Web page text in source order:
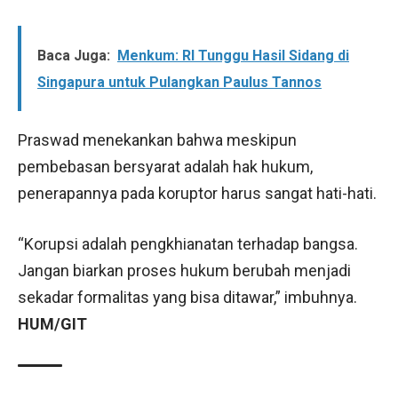
Baca Juga: Menkum: RI Tunggu Hasil Sidang di
Singapura untuk Pulangkan Paulus Tannos
Praswad menekankan bahwa meskipun
pembebasan bersyarat adalah hak hukum,
penerapannya pada koruptor harus sangat hati-hati.
“Korupsi adalah pengkhianatan terhadap bangsa.
Jangan biarkan proses hukum berubah menjadi
sekadar formalitas yang bisa ditawar,” imbuhnya.
HUM/GIT